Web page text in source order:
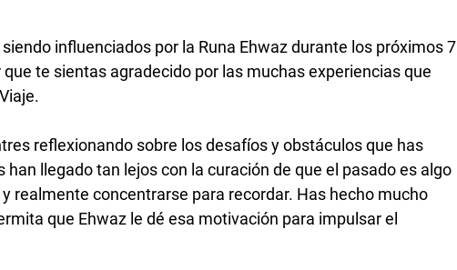
influenciados por la Runa Ehwaz durante los próximos 7
te sientas agradecido por las muchas experiencias que
reflexionando sobre los desafíos y obstáculos que has
llegado tan lejos con la curación de que el pasado es algo
realmente concentrarse para recordar. Has hecho mucho
que Ehwaz le dé esa motivación para impulsar el